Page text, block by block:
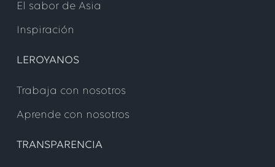
El sabor de Asia
Inspiración
LEROYANOS
Trabaja con nosotros
Aprende con nosotros
TRANSPARENCIA